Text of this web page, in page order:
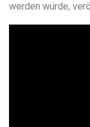
werden würde,